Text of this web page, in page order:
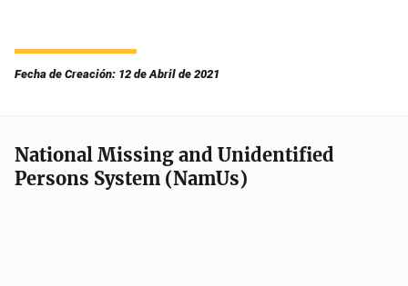
Fecha de Creación: 12 de Abril de 2021
National Missing and Unidentified
Persons System (NamUs)